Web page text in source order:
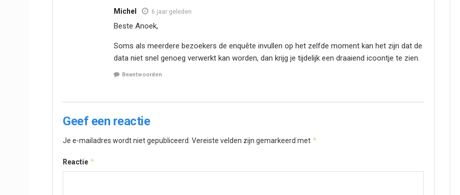
Michel 6 jaar geleden
Beste Anoek,
Soms als meerdere bezoekers de enquête invullen op het zelfde moment kan het zijn dat de
data niet snel genoeg verwerkt kan worden, dan krijg je tijdelijk een draaiend icoontje te zien.
Beantwoorden
Geef een reactie
Je e-mailadres wordt niet gepubliceerd. Vereiste velden zijn gemarkeerd met *
Reactie *